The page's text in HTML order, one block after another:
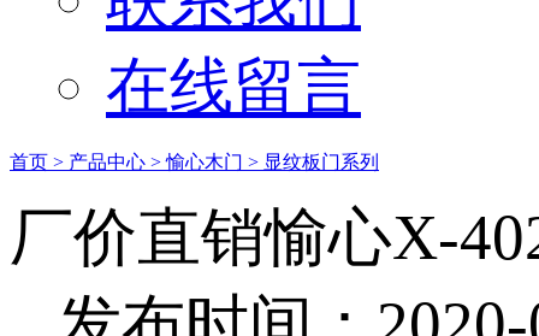
在线留言
首页 > 产品中心 > 愉心木门 > 显纹板门系列
厂价直销愉心X-